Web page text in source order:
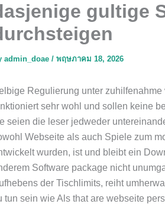
gultige
admin_doae / พฤษภาคม 18, 2026
Regulierung unter
sehr wohl und sollen keine
seien die leser jedweder
Webseite als auch Spiele zum
wurden, ist und bleibt ein
Software package nicht
der Tischlimits, reiht
tun sein wie Als that are webseite